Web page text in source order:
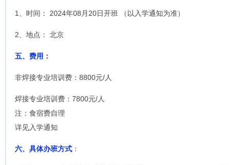
1、时间： 2024年08月20日开班 （以入学通知为准）
2、地点： 北京
五、费用：
非焊接专业培训费：8800元/人
焊接专业培训费：7800元/人
注：食宿费自理
详见入学通知
六、具体办班方式 ：